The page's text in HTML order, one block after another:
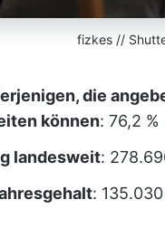
fizkes //
die
können: 76,2 %
landesweit:
: